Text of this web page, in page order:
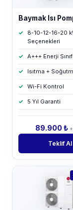
Baymak Isı
8-10-12-16-20
Seçenekleri
A+++ Enerji Sınıfı
Isıtma +
Wi-Fi Kontrol
5 Yıl Garanti
89.900 ₺
Teklif Al